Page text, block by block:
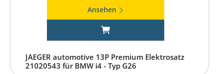
Ansehen
JAEGER automotive 13P Premium Elektrosatz
21020543 für BMW i4 - Typ G26